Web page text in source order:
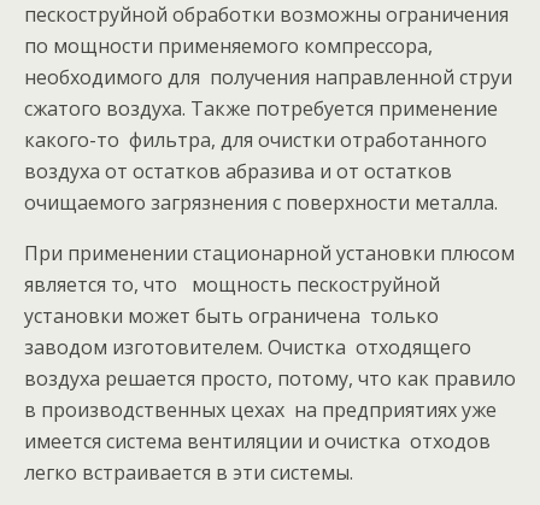
пескоструйной обработки возможны ограничения
по мощности применяемого компрессора,
необходимого для получения направленной струи
сжатого воздуха. Также потребуется применение
какого-то фильтра, для очистки отработанного
воздуха от остатков абразива и от остатков
очищаемого загрязнения с поверхности металла.
При применении стационарной установки плюсом
является то, что мощность пескоструйной
установки может быть ограничена только
заводом изготовителем. Очистка отходящего
воздуха решается просто, потому, что как правило
в производственных цехах на предприятиях уже
имеется система вентиляции и очистка отходов
легко встраивается в эти системы.